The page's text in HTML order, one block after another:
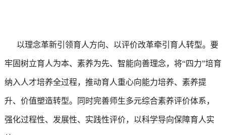
以理念革新引领育人方向、以评价改革牵引育人转型。要
牢固树立育人为本、素养为先、智能向善理念，将“四力”培育
纳入人才培养全过程，推动育人重心向能力培养、素养提
升、价值塑造转型。同时完善师生多元综合素养评价体系，
强化过程性、发展性、实践性评价，以科学导向保障育人实